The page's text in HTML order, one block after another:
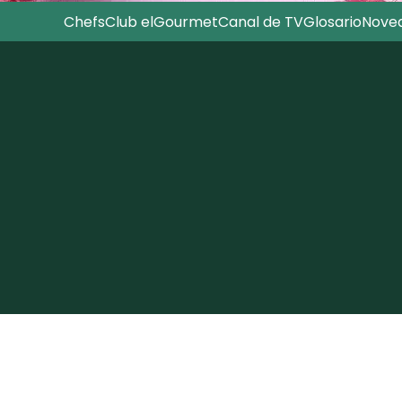
ChefsClub elGourmetCanal de TVGlosario